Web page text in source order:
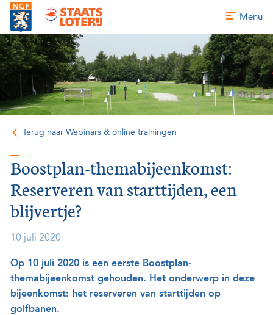
Menu
Terug naar Webinars & online trainingen
Boostplan-themabijeenkomst:
Reserveren van starttijden, een
blijvertje?
10 juli 2020
Op 10 juli 2020 is een eerste Boostplan-
themabijeenkomst gehouden. Het onderwerp in deze
bijeenkomst: het reserveren van starttijden op
golfbanen.